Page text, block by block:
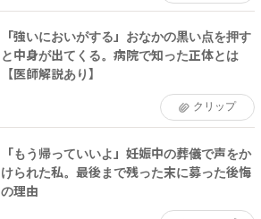
「強いにおいがする」おなかの黒い点を押す
と中身が出てくる。病院で知った正体とは
【医師解説あり】
クリップ
「もう帰っていいよ」妊娠中の葬儀で声をか
けられた私。最後まで残った末に募った後悔
の理由